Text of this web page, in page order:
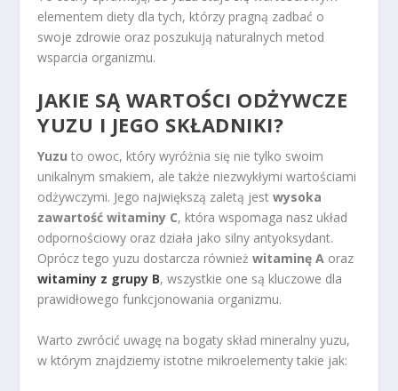
elementem diety dla tych, którzy pragną zadbać o
swoje zdrowie oraz poszukują naturalnych metod
wsparcia organizmu.
JAKIE SĄ WARTOŚCI ODŻYWCZE
YUZU I JEGO SKŁADNIKI?
Yuzu to owoc, który wyróżnia się nie tylko swoim
unikalnym smakiem, ale także niezwykłymi wartościami
odżywczymi. Jego największą zaletą jestwysoka
zawartość witaminy C, która wspomaga nasz układ
odpornościowy oraz działa jako silny antyoksydant.
Oprócz tego yuzu dostarcza równieżwitaminę A oraz
witaminy z grupy B, wszystkie one są kluczowe dla
prawidłowego funkcjonowania organizmu.
Warto zwrócić uwagę na bogaty skład mineralny yuzu,
w którym znajdziemy istotne mikroelementy takie jak: